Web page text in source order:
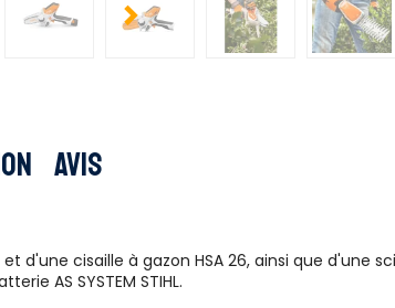
Avis
d'une cisaille à gazon HSA 26, ainsi que d'une
AS SYSTEM STIHL.